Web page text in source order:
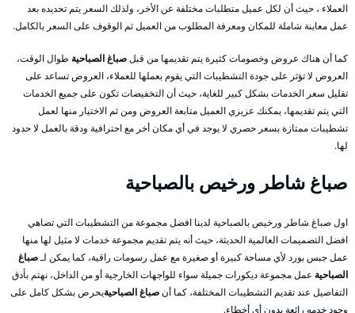
العملاء ، حيث أن لكل عميل متطلبات مختلفة عن الأخر، ولذلك السعر يتم تحديده بعد
عمل معاينة شاملة للمكان ومعرفة المطلوب من العميل ثم الوقوف على السعر بالكامل.
كما أن هناك عروض وخصومات كثيرة يتم تقديمها من قبلصباغ الصباحية طوال الوقت،
العروض لا تؤثر على جودة التشطيبات التي يقوم بعملها للعملاء، العروض تساعد على
تقليل سعر الخدمات بشكل كبير للغاية، حيث أن التخفيضات تكون على جميع الخدمات
التي يتم تقديمها، يمكنك عزيزي العميل متابعة العروض ومن ثم الاختيار منها لعمل
تشطيبات ممتازة بسعر حصري لا يوجد في أي مكان أخر مع احترافية ودقة بالعمل لا حدود
لها.
صباغ شاطر ورخيص بالصباحية
اول صباغ شاطر ورخيص بالصباحية لدينا افضل مجموعة من التشطيبات التي تضاهي
افضل التصميمات العالمية الحديثة، حيث أنه يتم تقديم مجموعة خدمات لا مثيل لها منها
عمل جبس بورد لأي مساحة كبيرة أو صغيرة مع عمل رسومات راقية، كما يمكن لـصباغ
الصباحية عمل مجموعة ديكورات جميلة سواء للواجهات الخارجية أو من الداخل، نهتم بأدق
التفاصيل عند تقديم التشطيبات المختلفة، كما أنصباغ الصباحيةيحرص بشكل كامل على
وجود خدمه رائعة بدون أي أخطاء.